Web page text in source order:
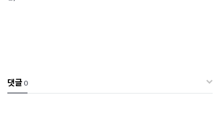
댓글 0